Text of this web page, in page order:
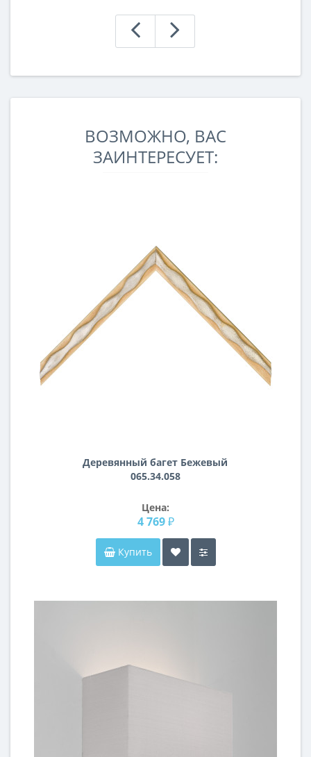
ВОЗМОЖНО, ВАС
ЗАИНТЕРЕСУЕТ:
Деревянный багет Бежевый
065.34.058
Цена:
4 769 ₽
Купить